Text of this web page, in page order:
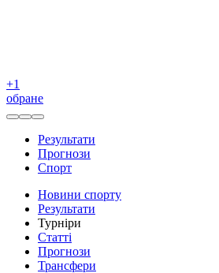
+1
обране
Результати
Прогнози
Спорт
Новини спорту
Результати
Турніри
Статті
Прогнози
Трансфери